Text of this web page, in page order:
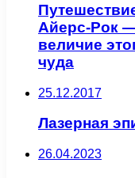
Айерс-Рок
величие
чуда
25.12.2017
Лазерная
26.04.2023